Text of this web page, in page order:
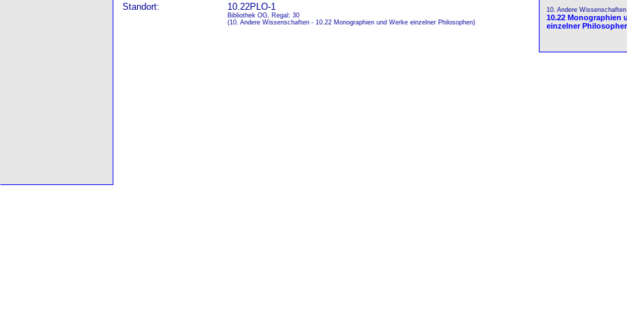
Standort:
10.22PLO-1
Bibliothek OG, Regal: 30
(10. Andere Wissenschaften - 10.22 Monographien und Werke einzelner Philosophen)
10. Andere Wissenschaften
10.22 Monographien
einzelner